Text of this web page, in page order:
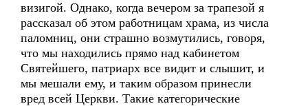
визигой. Однако, когда вечером за трапезой я
рассказал об этом работницам храма, из числа
паломниц, они страшно возмутились, говоря,
что мы находились прямо над кабинетом
Святейшего, патриарх все видит и слышит, и
мы мешали ему, и таким образом принесли
вред всей Церкви. Такие категорические